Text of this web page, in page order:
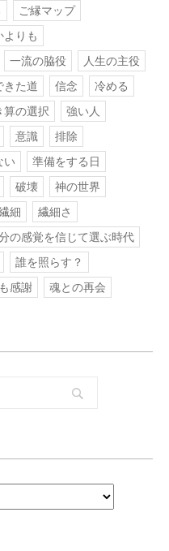
ご縁マップ
よりも
一流の脇役
人生の主役
きた道 信念
冷める
算の選択
強い人
意識
排除
い
準備をする日
破壊
神の世界
細
繊細さ
の感覚を信じて選ぶ時代
誰を照らす？
感謝 魂との再会